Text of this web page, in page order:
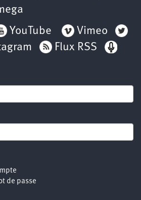
YouTube
Vimeo
Flux RSS
de passe